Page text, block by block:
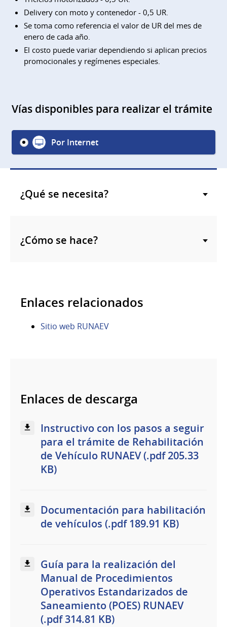
Delivery con moto y contenedor - 0,5 UR.
Se toma como referencia el valor de UR del mes de
enero de cada año.
El costo puede variar dependiendo si aplican precios
promocionales y regímenes especiales.
Vías disponibles para realizar el trámite
Por Internet
¿Qué se necesita?
¿Cómo se hace?
Enlaces relacionados
Sitio web RUNAEV
Enlaces de descarga
Instructivo con los pasos a seguir
para el trámite de Rehabilitación
de Vehículo RUNAEV (.pdf 205.33
KB)
Documentación para habilitación
de vehículos (.pdf 189.91 KB)
Guía para la realización del
Manual de Procedimientos
Operativos Estandarizados de
Saneamiento (POES) RUNAEV
(.pdf 314.81 KB)